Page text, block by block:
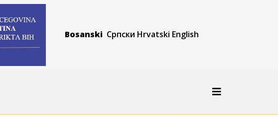
Bosanski Српски Hrvatski English